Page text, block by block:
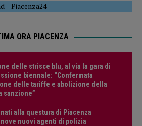
–Piacenza24
ORA PIACENZA
delle strisce blu, al via la gara di
biennale: “Confermata
delle tariffe e abolizione della
sanzione”
alla questura di Piacenza
nuovi agenti di polizia